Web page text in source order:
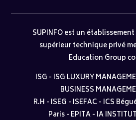
SUPINFO est un
supérieur technique privé
Education Group
ISG - ISG LUXURY
BUSINESS
R.H - ISEG - ISEFAC - ICS
Paris- EPITA- IA